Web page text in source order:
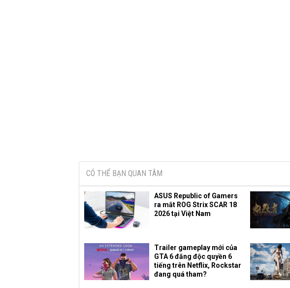
CÓ THỂ BẠN QUAN TÂM
ASUS Republic of Gamers
ra mắt ROG Strix SCAR 18
2026 tại Việt Nam
Trailer gameplay mới của
GTA 6 đăng độc quyền 6
tiếng trên Netflix, Rockstar
đang quá tham?